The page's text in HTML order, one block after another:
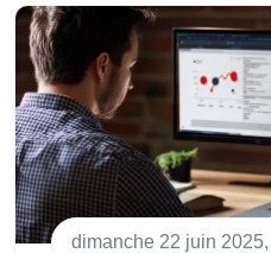
dimanche 22 juin